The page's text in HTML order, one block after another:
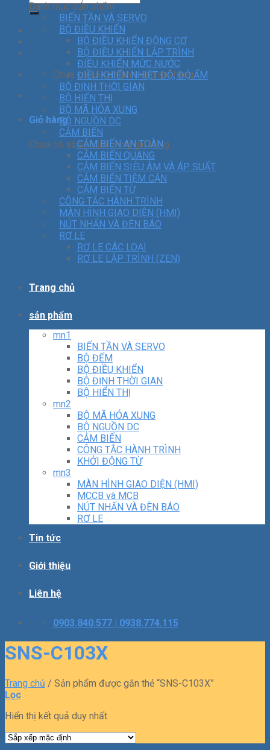
Chưa có sản phẩm trong giỏ hàng.
Giỏ hàng
Chưa có sản phẩm trong giỏ hàng.
Danh mục sản phẩm
BIẾN TẦN VÀ SERVO
BỘ ĐIỀU KHIỂN
BỘ ĐIỀU KHIỂN ĐỘNG CƠ
BỘ ĐIỀU KHIỂN LẬP TRÌNH
ĐIỀU KHIỂN MỨC NƯỚC
ĐIỀU KHIỂN NHIỆT ĐỘ, ĐỘ ẨM
BỘ ĐỊNH THỜI GIAN
BỘ HIỂN THỊ
BỘ MÃ HÓA XUNG
BỘ NGUỒN DC
CẢM BIẾN
CẢM BIẾN AN TOÀN
CẢM BIẾN QUANG
CẢM BIẾN SIÊU ÂM VÀ ÁP SUẤT
CẢM BIẾN TIỆM CẬN
CẢM BIẾN TỪ
CÔNG TẮC HÀNH TRÌNH
MÀN HÌNH GIAO DIỆN (HMI)
NÚT NHẤN VÀ ĐÈN BÁO
RƠ LE
RƠ LE CÁC LOẠI
RƠ LE LẬP TRÌNH (ZEN)
Trang chủ
sản phẩm
mn1
BIẾN TẦN VÀ SERVO
BỘ ĐẾM
BỘ ĐIỀU KHIỂN
BỘ ĐỊNH THỜI GIAN
BỘ HIỂN THỊ
mn2
BỘ MÃ HÓA XUNG
BỘ NGUỒN DC
CẢM BIẾN
CÔNG TẮC HÀNH TRÌNH
KHỞI ĐỘNG TỪ
mn3
MÀN HÌNH GIAO DIỆN (HMI)
MCCB và MCB
NÚT NHẤN VÀ ĐÈN BÁO
RƠ LE
Tin tức
Giới thiệu
Liên hệ
0903.840.577 | 0938.774.115
SNS-C103X
Trang chủ / Sản phẩm được gắn thẻ “SNS-C103X”
Lọc
Hiển thị kết quả duy nhất